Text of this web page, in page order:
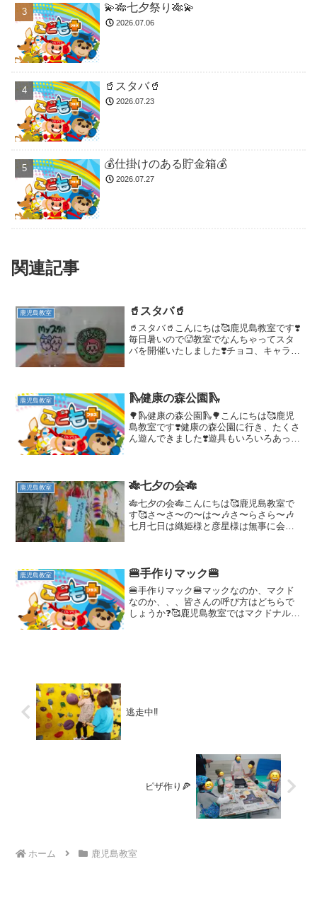
💫🎋七夕祭り🎋💫
2026.07.06
🥤スタバ🥤
2026.07.23
💰仕掛けのある貯金箱💰
2026.07.27
関連記事
鹿児島教室 🥤スタバ🥤
🥤スタバ🥤こんにちは🥰鹿児島教室です❣️
毎日暑いので🥵教室でなんちゃってスタ
バを開催いたしました❣️チョコ、キャラメ
ベルにしよ...
鹿児島教室 🛝健康の森公園🛝
🌳🛝健康の森公園🛝🌳こんにちは🥰鹿児
島教室です❣️健康の森公園に行き、たくさ
ん遊んできました❣️遊具もいろいろあって
なりました❣...
鹿児島教室 🎋七夕の会🎋
🎋七夕の会🎋こんにちは🥰鹿児島教室で
す🥰さ〜さ〜の〜は〜🎶さ〜らさら〜🎶
七月七日は織姫様と彦星様は無事に会え
果物を小さく切って小...
鹿児島教室 🍔手作りマック🍔
🍔手作りマック🍔マックなのか、マクド
なのか、、、皆さんの呼び方はどちらで
しょうか❓🥰鹿児島教室ではマクドナルド
逃走中‼️
ピザ作り🍕
ホーム 鹿児島教室